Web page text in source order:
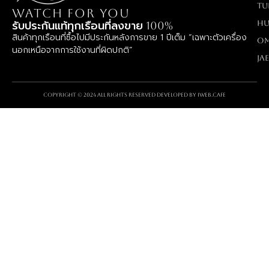
WATCH FOR YOU
รับประกันแท้ทุกเรือนที่ลงขาย 100%
สินค้าทุกเรือนที่ซื้อไปมีประกันหลังการขาย 1 ปีเต็ม “เฉพาะตัวเครื่อง
นอกเหนือจากการใช้งานที่ผิดปกติ”
Copyright © 2024 All rights reserved Developed by iWeb.cafe